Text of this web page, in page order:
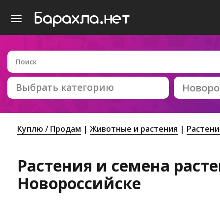
Выбрать категорию
Куплю / Продам Животные и растения
Растения и семена
Новороссийске